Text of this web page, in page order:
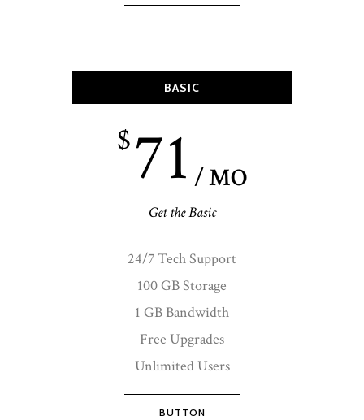
BASIC
$71 / MO
Get the Basic
24/7 Tech Support
100 GB Storage
1 GB Bandwidth
Free Upgrades
Unlimited Users
BUTTON